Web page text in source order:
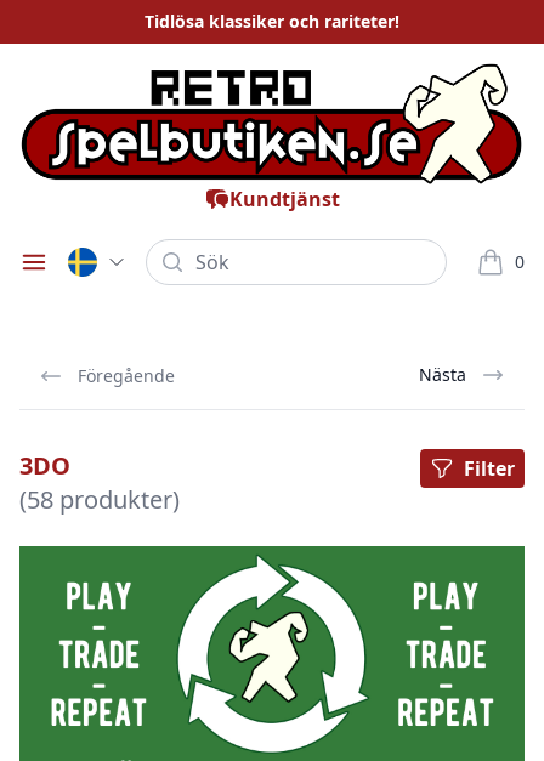
Tidlösa klassiker och rariteter!
Kundtjänst
Öppna meny
Sök 0
varor i
Föregående Nästa
3DO
(58 produkter)
Filter